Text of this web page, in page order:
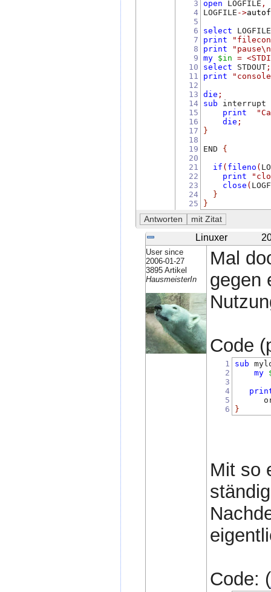
3
4
5
6
7
8
9
10
11
12
13
14
15
16
17
18
19
20
21
22
23
24
25
open LOGFILE ,
LOGFILE ->
select LOGFILE
print
print
my $in =
select STDOUT ;
print
die ;
sub interrupt
print
die ;
}
END {
if ( fileno (
print
close (
}
}
Linuxer
User since
2006-01-27
3895 Artikel
HausmeisterIn
Mal
gegen
Code
1
2
3
4
5
6
sub
my
}
Mit so
Code: (